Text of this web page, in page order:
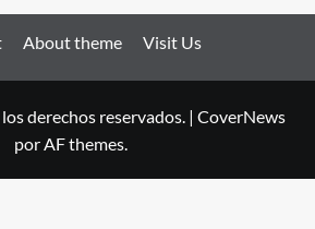
About theme Visit Us
derechos reservados. | CoverNews
por AF themes.